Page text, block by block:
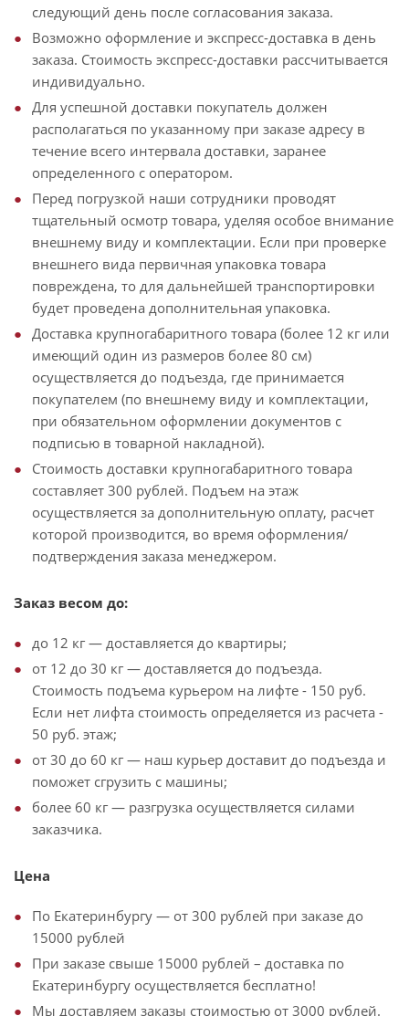
следующий день после согласования заказа.
Возможно оформление и экспресс-доставка в день
заказа. Стоимость экспресс-доставки рассчитывается
индивидуально.
Для успешной доставки покупатель должен
располагаться по указанному при заказе адресу в
течение всего интервала доставки, заранее
определенного с оператором.
Перед погрузкой наши сотрудники проводят
тщательный осмотр товара, уделяя особое внимание
внешнему виду и комплектации. Если при проверке
внешнего вида первичная упаковка товара
повреждена, то для дальнейшей транспортировки
будет проведена дополнительная упаковка.
Доставка крупногабаритного товара (более 12 кг или
имеющий один из размеров более 80 см)
осуществляется до подъезда, где принимается
покупателем (по внешнему виду и комплектации,
при обязательном оформлении документов с
подписью в товарной накладной).
Стоимость доставки крупногабаритного товара
составляет 300 рублей. Подъем на этаж
осуществляется за дополнительную оплату, расчет
которой производится, во время оформления/
подтверждения заказа менеджером.
Заказ весом до:
до 12 кг — доставляется до квартиры;
от 12 до 30 кг — доставляется до подъезда.
Стоимость подъема курьером на лифте - 150 руб.
Если нет лифта стоимость определяется из расчета -
50 руб. этаж;
от 30 до 60 кг — наш курьер доставит до подъезда и
поможет сгрузить с машины;
более 60 кг — разгрузка осуществляется силами
заказчика.
Цена
По Екатеринбургу — от 300 рублей при заказе до
15000 рублей
При заказе свыше 15000 рублей – доставка по
Екатеринбургу осуществляется бесплатно!
Мы доставляем заказы стоимостью от 3000 рублей.